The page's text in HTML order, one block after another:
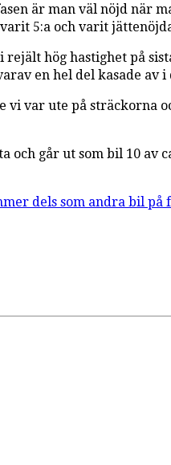
är man väl nöjd när
5:a och varit
hög hastighet på
en hel del kasade av i
vi var ute på sträckorna
och går ut som bil 10 av
dels som andra bil